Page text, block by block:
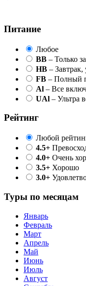
Питание
Любое
BB – Только
HB –
FB – Полный
Al – Все
UAl – Ультра
Рейтинг
Любой
4.5+
4.0+ Очень
3.5+ Хорошо
3.0+
Туры по месяцам
Январь
Февраль
Март
Апрель
Май
Июнь
Июль
Август